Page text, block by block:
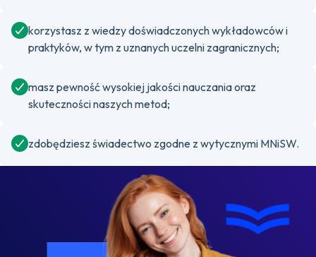
korzystasz z wiedzy doświadczonych wykładowców i
praktyków, w tym z uznanych uczelni zagranicznych;
masz pewność wysokiej jakości nauczania oraz
skuteczności naszych metod;
zdobędziesz świadectwo zgodne z wytycznymi MNiSW.